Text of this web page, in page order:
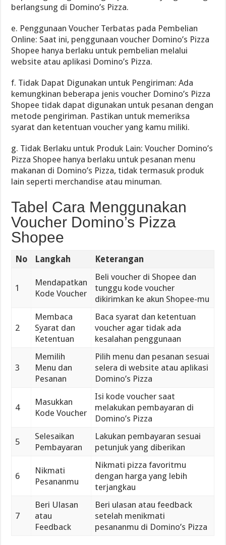
berlangsung di Domino’s Pizza.
e. Penggunaan Voucher Terbatas pada Pembelian
Online: Saat ini, penggunaan voucher Domino’s Pizza
Shopee hanya berlaku untuk pembelian melalui
website atau aplikasi Domino’s Pizza.
f. Tidak Dapat Digunakan untuk Pengiriman: Ada
kemungkinan beberapa jenis voucher Domino’s Pizza
Shopee tidak dapat digunakan untuk pesanan dengan
metode pengiriman. Pastikan untuk memeriksa
syarat dan ketentuan voucher yang kamu miliki.
g. Tidak Berlaku untuk Produk Lain: Voucher Domino’s
Pizza Shopee hanya berlaku untuk pesanan menu
makanan di Domino’s Pizza, tidak termasuk produk
lain seperti merchandise atau minuman.
Tabel Cara Menggunakan
Voucher Domino’s Pizza
Shopee
No Langkah Keterangan
1
Mendapatkan
Kode Voucher
Beli voucher di Shopee dan
tunggu kode voucher
dikirimkan ke akun Shopee-mu
2
Membaca
Syarat dan
Ketentuan
Baca syarat dan ketentuan
voucher agar tidak ada
kesalahan penggunaan
3
Memilih
Menu dan
Pesanan
Pilih menu dan pesanan sesuai
selera di website atau aplikasi
Domino’s Pizza
4
Masukkan
Kode Voucher
Isi kode voucher saat
melakukan pembayaran di
Domino’s Pizza
5
Selesaikan
Pembayaran
Lakukan pembayaran sesuai
petunjuk yang diberikan
6
Nikmati
Pesananmu
Nikmati pizza favoritmu
dengan harga yang lebih
terjangkau
7
Beri Ulasan
atau
Feedback
Beri ulasan atau feedback
setelah menikmati
pesananmu di Domino’s Pizza